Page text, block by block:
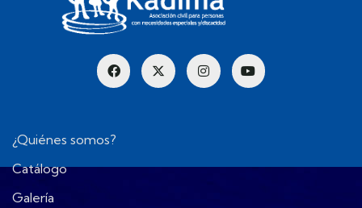
¿Quiénes somos?
Catálogo
Galería